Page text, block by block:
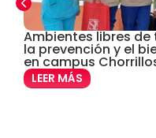
Derecho
Enfermería
Ambientes libres de
la prevención y el
en campus
LEER MÁS